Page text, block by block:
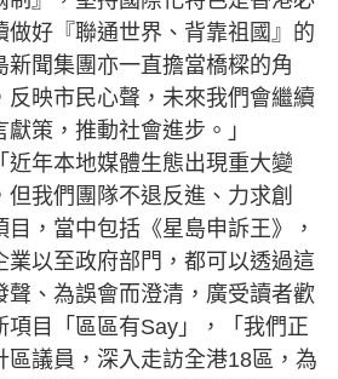
做好『聯通世界、背靠祖國』的
新聞集團亦一直擔當橋樑的角
反映市民心聲，未來我們會繼續
策，推動社會進步。」
年本地媒體生態出現重大變
我們團隊不退反進、力求創
，當中包括《星島申訴王》，
業以至政府部門，都可以透過這
聲、為誤會而澄清，廣受讀者歡
項目「區區有Say」，「我們正
區議員，深入走訪全港18區，為